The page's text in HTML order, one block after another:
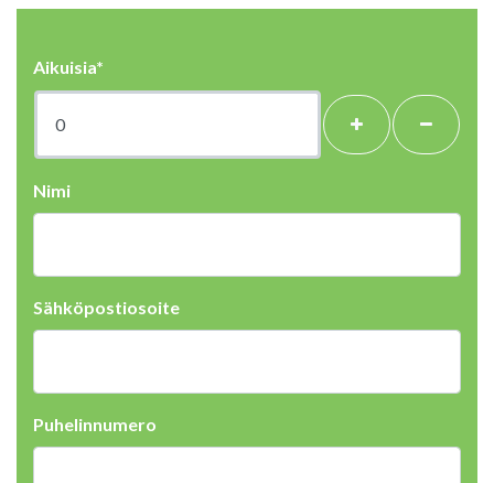
Aikuisia*
Nimi
Sähköpostiosoite
Puhelinnumero